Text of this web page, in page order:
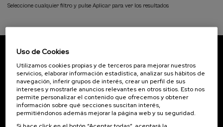
Seleccione cualquier filtro y pulse Aplicar para ver los resultados
Inscríbete para ser el primero/a en recibir las
novedades de UIK.
Suscribirse
Uso de Cookies
Utilizamos cookies propias y de terceros para mejorar nuestros
servicios, elaborar información estadística, analizar sus hábitos de
navegación, inferir grupos de interés, crear un perfil de sus
intereses y mostrarle anuncios relevantes en otros sitios. Esto nos
permite personalizar el contenido que ofrecemos y obtener
información sobre qué secciones suscitan interés,
permitiéndonos además mejorar la página web y su seguridad.